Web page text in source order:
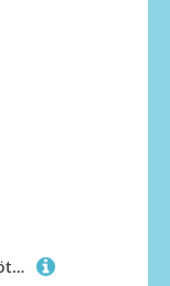
renvena Damen Römische Göttin Königin Kostüm Kleid Lange Ärmellos Toga Maxikleid Rollenspiel Karneval Fasching Kostüm Weiß&Gelb S